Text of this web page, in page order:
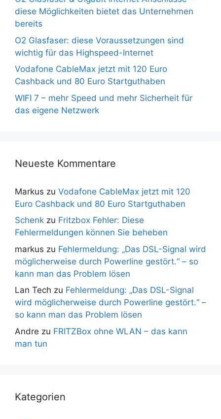
diese Möglichkeiten bietet das Unternehmen
bereits
O2 Glasfaser: diese Voraussetzungen sind
wichtig für das Highspeed-Internet
Vodafone CableMax jetzt mit 120 Euro
Cashback und 80 Euro Startguthaben
WIFI 7 – mehr Speed und mehr Sicherheit für
das eigene Netzwerk
Neueste Kommentare
Markus zu Vodafone CableMax jetzt mit 120
Euro Cashback und 80 Euro Startguthaben
Schenk zu Fritzbox Fehler: Diese
Fehlermeldungen können Sie beheben
markus zu Fehlermeldung: „Das DSL-Signal wird
möglicherweise durch Powerline gestört.“ – so
kann man das Problem lösen
Lan Tech zu Fehlermeldung: „Das DSL-Signal
wird möglicherweise durch Powerline gestört.“ –
so kann man das Problem lösen
Andre zu FRITZBox ohne WLAN – das kann
man tun
Kategorien